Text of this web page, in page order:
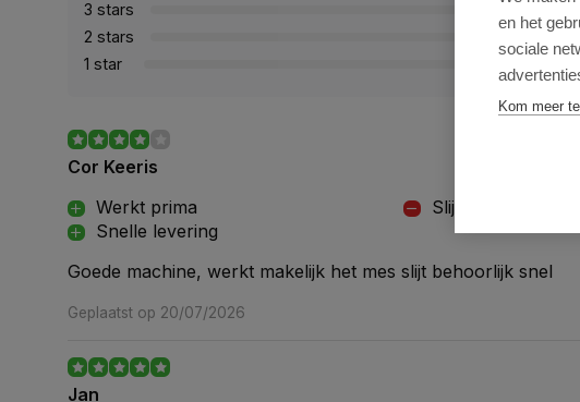
3 stars
2 stars
1 star
Cor Keeris
Werkt prima
Snelle levering
Slijt snel
Goede machine, werkt makelijk het mes slijt behoorlijk snel
Geplaatst op 20/07/2026
Jan
en het
sociale
Kom meer